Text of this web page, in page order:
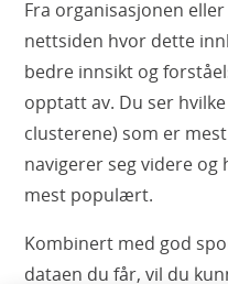
Fra organisasjonen
nettsiden hvor dette
bedre innsikt og
opptatt av. Du ser
clusterene) som er
navigerer seg videre
mest populært.
Kombinert med god
dataen du får, vil du